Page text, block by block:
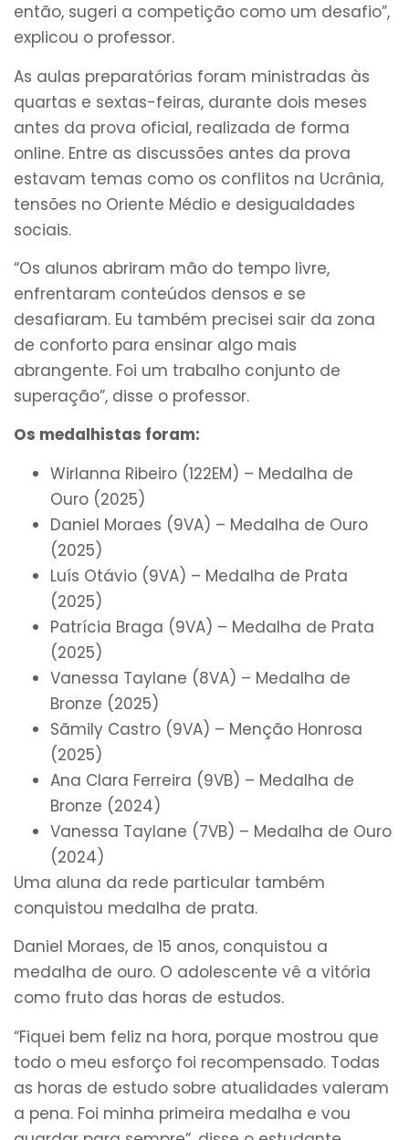
então, sugeri a competição como um desafio”,
explicou o professor.
As aulas preparatórias foram ministradas às
quartas e sextas-feiras, durante dois meses
antes da prova oficial, realizada de forma
online. Entre as discussões antes da prova
estavam temas como os conflitos na Ucrânia,
tensões no Oriente Médio e desigualdades
sociais.
“Os alunos abriram mão do tempo livre,
enfrentaram conteúdos densos e se
desafiaram. Eu também precisei sair da zona
de conforto para ensinar algo mais
abrangente. Foi um trabalho conjunto de
superação”, disse o professor.
Os medalhistas foram:
Wirlanna Ribeiro (122EM) – Medalha de
Ouro (2025)
Daniel Moraes (9VA) – Medalha de Ouro
(2025)
Luís Otávio (9VA) – Medalha de Prata
(2025)
Patrícia Braga (9VA) – Medalha de Prata
(2025)
Vanessa Taylane (8VA) – Medalha de
Bronze (2025)
Sãmily Castro (9VA) – Menção Honrosa
(2025)
Ana Clara Ferreira (9VB) – Medalha de
Bronze (2024)
Vanessa Taylane (7VB) – Medalha de Ouro
(2024)
Uma aluna da rede particular também
conquistou medalha de prata.
Daniel Moraes, de 15 anos, conquistou a
medalha de ouro. O adolescente vê a vitória
como fruto das horas de estudos.
“Fiquei bem feliz na hora, porque mostrou que
todo o meu esforço foi recompensado. Todas
as horas de estudo sobre atualidades valeram
a pena. Foi minha primeira medalha e vou